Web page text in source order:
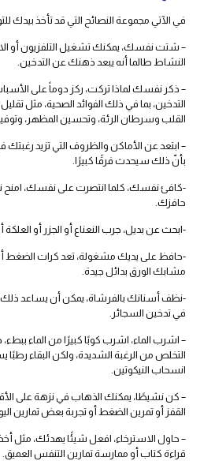
في الآتي مجموعة النصائح التي قد تأخذ بيدك
– شتت نفسك، يمكنك تشغيل التلفزيون أو
النشاط طالما أنه يبعد ذهنك عن التدخين.
– ذكر نفسك لماذا تركت، ركز دوماً على
التدخين، بما في ذلك الفوائد الصحية، مثل
القلب وسرطان الرئة، وتحسين المظهر، وتوفير
– ابتعد عن الأماكن والظروف التي تزيد رغبتك
بأنّ ذلك سيحدث فرقًا كبيرًا.
-كافئ نفسك، كلما انتصرت على نفسك،
حافزك.
-ابحث عن بديل، جرب النعناع أو الجزر أو
-حافظ على يديك مشغولة، تعد كرات الضغط
مشابك الورق بدائل جيدة
-نظف أسنانك بالفرشاة، يمكن أن يساعد ذلك
في تدخين السجائر.
– اشرب الماء، اشرب كوبًا كبيرًا من الماء
التخلص من الرغبة الشديدة، ولكن البقاء
انسحاب النيكوتين.
– كن نشيطًا، يمكنك الذهاب في نزهة على
القفز أو تمرين الضغط أو تجربة بعض تمارين
– حاول الاسترخاء، افعل شيئًا يهدئك، مثل
قراءة كتاب أو ممارسة تمارين التنفس العميق.